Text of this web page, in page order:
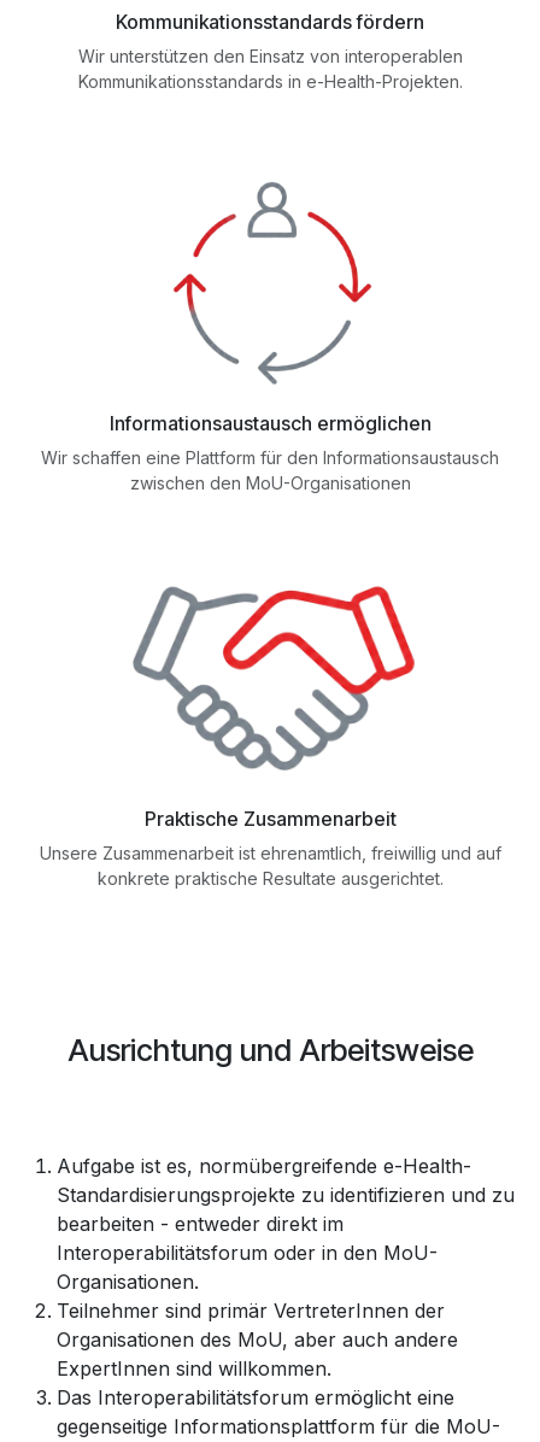
Kommunikationsstandards fördern
Wir unterstützen den Einsatz von interoperablen
Kommunikationsstandards in e-Health-Projekten.
Informationsaustausch ermöglichen
Wir schaffen eine Plattform für den Informationsaustausch
zwischen den MoU-Organisationen
Praktische Zusammenarbeit
Unsere Zusammenarbeit ist ehrenamtlich, freiwillig und auf
konkrete praktische Resultate ausgerichtet.
Ausrichtung und Arbeitsweise
Aufgabe ist es, normübergreifende e-Health-
Standardisierungsprojekte zu identifizieren und zu
bearbeiten - entweder direkt im
Interoperabilitätsforum oder in den MoU-
Organisationen.
Teilnehmer sind primär VertreterInnen der
Organisationen des MoU, aber auch andere
ExpertInnen sind willkommen.
Das Interoperabilitätsforum ermöglicht eine
gegenseitige Informationsplattform für die MoU-